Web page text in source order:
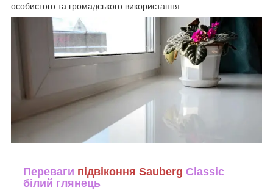
особистого та громадського використання.
Переваги підвіконня Sauberg Classic
білий глянець